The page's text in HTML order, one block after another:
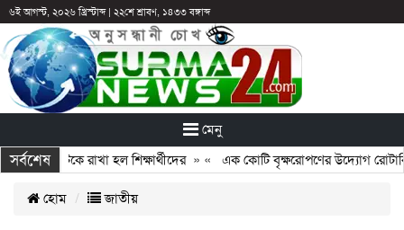
৬ই আগস্ট, ২০২৬ খ্রিস্টাব্দ| ২২শে শ্রাবণ, ১৪৩৩ বঙ্গাব্দ
মেনু
সর্বশেষ
পরও আটকে রাখা হল শিক্ষার্থীদের» «এক কোটি বৃক্ষরোপণের উদ্যোগ রোটারি
হোম জাতীয়